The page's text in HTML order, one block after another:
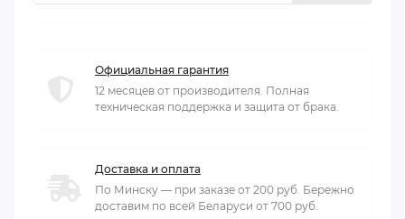
Официальная гарантия
12 месяцев от производителя. Полная
техническая поддержка и защита от брака.
Доставка и оплата
По Минску — при заказе от 200 руб. Бережно
доставим по всей Беларуси от 700 руб.